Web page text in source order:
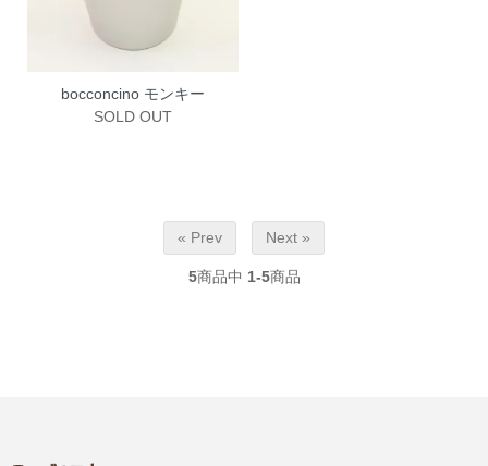
bocconcino モンキー
SOLD OUT
« Prev Next »
5商品中 1-5商品